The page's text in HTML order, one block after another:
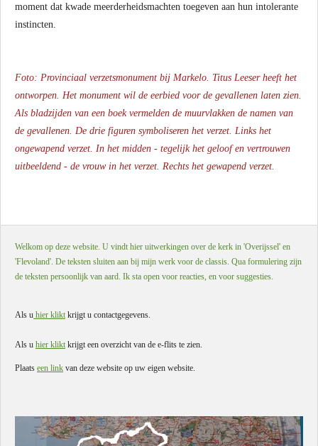
moment dat kwade meerderheidsmachten toegeven aan hun intolerante
instincten.
Foto: Provinciaal verzetsmonument bij Markelo. Titus Leeser heeft het
ontworpen. Het monument wil de eerbied voor de gevallenen laten zien.
Als bladzijden van een boek vermelden de muurvlakken de namen van
de gevallenen. De drie figuren symboliseren het verzet. Links het
ongewapend verzet. In het midden - tegelijk het geloof en vertrouwen
uitbeeldend - de vrouw in het verzet. Rechts het gewapend verzet.
Welkom op deze website. U vindt hier uitwerkingen over de kerk in 'Overijssel' en
'Flevoland'. De teksten sluiten aan bij mijn werk voor de classis. Qua formulering zijn
de teksten persoonlijk van aard. Ik sta open voor reacties, en voor suggesties.
Als u hier klikt krijgt u contactgegevens.
Als u hier klikt krijgt een overzicht van de e-flits te zien.
Plaats een link van deze website op uw eigen website.